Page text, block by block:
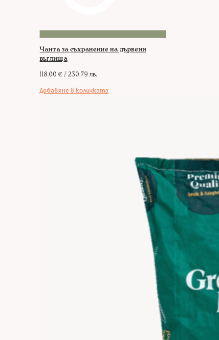
Чанта за съхранение на дървени
въглища
118.00 € / 230.79 лв.
Добавяне в количката